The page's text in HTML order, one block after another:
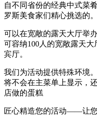
自不同省份的经典中式菜
罗斯美食家们精心挑选的
可以在宽敞的露天大厅举
可容纳100人的宽敞露天
宾厅。
我们为活动提供特殊环境
将不会在主菜单上显示，
店做的蛋糕
匠心精造您的活动——让您